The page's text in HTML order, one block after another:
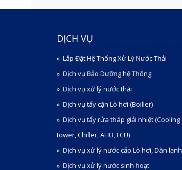
DỊCH VỤ
Lắp Đặt Hệ Thống Xử Lý Nước Thải
Dịch vụ Bảo Dưỡng hệ Thống
Dịch vụ xử lý nước thải
Dịch vụ tẩy cặn Lò hơi (Boiller)
Dịch vụ tẩy rửa tháp giải nhiệt (Cooling
tower, Chiller, AHU, FCU)
Dịch vụ xử lý nước cấp Lò hơi, Dàn lạnh
Dịch vụ xử lý nước sinh hoạt